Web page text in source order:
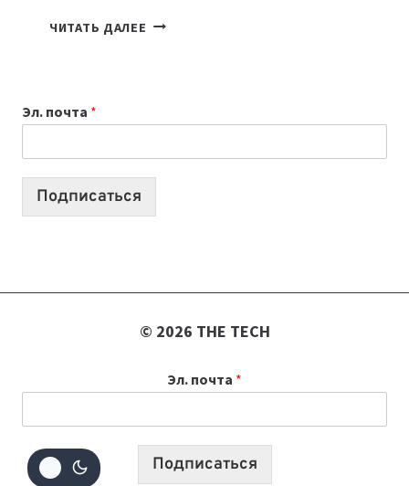
ЧИТАТЬ ДАЛЕЕ КАКОЙ
2026:
10
Эл. почта *
Подписаться
© 2026 THE TECH
Эл. почта *
Подписаться